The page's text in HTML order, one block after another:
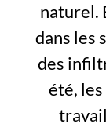
naturel.
dans les
des
été,